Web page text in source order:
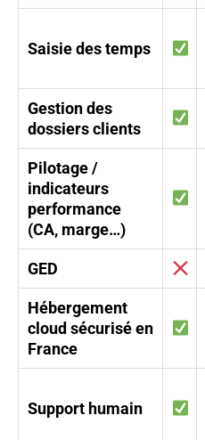
Saisie des temps
Gestion des
dossiers clients
Pilotage /
indicateurs
performance
(CA, marge…)
GED
Hébergement
cloud sécurisé en
France
Support humain